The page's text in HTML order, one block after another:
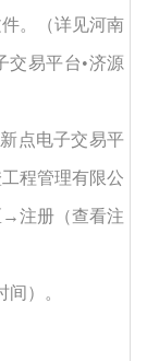
。（详见河南
交易平台•济源
点电子交易平
程管理有限公
→注册（查看注
间）。